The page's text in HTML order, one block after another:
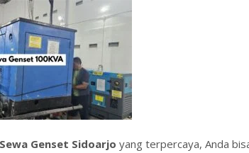
Sewa Genset Sidoarjo yang terpercaya, Anda